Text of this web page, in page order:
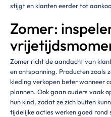
stijgt en klanten eerder tot
Zomer:
Zomer richt de aandacht van
en ontspanning. Producten zoals
kleding verkopen beter wanneer
plannen. Ook gaan ouders vaak
hun kind, zodat ze zich buiten
tijdelijke acties werken goed rond